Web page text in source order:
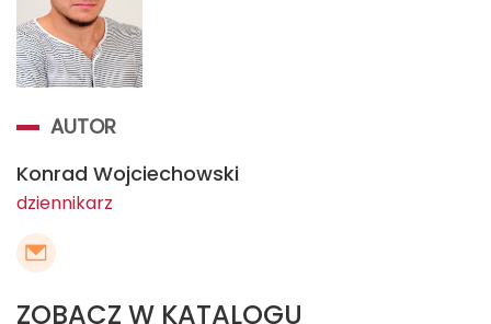
AUTOR
Konrad Wojciechowski
dziennikarz
ZOBACZ W KATALOGU